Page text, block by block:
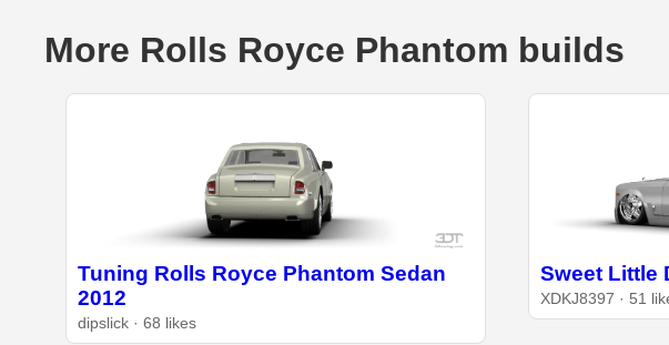
More Rolls Royce Phantom builds
Tuning Rolls Royce Phantom Sedan
2012
dipslick · 68 likes
Sweet Little
XDKJ8397 · 51